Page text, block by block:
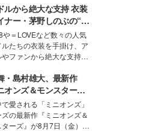
・愛甲ひかりさんと橋下美
迎えて本音で女子会トー
暑のお出かけを快適に過ご
や、2人が感動した夏の
新常識にも迫りました。
ルから絶大な支持 衣装
ナー・茅野しのぶの“可
作る美学＜「シチズン
シー」インタビュー＞
や＝LOVEなど数々の人気
ルたちの衣装を手掛け、ア
やファンから絶大な支持を
クリエイティブディレク
茅野しのぶ。一人ひとりの
り添い、魅力を引き出す
は、多くの女性たちに勇
信を与え続けている。
・島村雄大、最新作
オンズ＆モンスター
魅力熱弁 ハチャメチャ
ゃない“友情と絆”に感
愛される「ミニオンズ」
ズの最新作『ミニオンズ＆
ターズ』が8月7日（金）に